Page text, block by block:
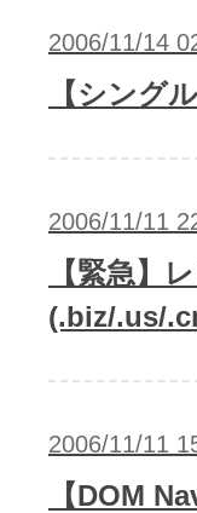
2006/11/14
【シング
2006/11/11
【緊急】
(.biz/.us/
2006/11/11
【DOM